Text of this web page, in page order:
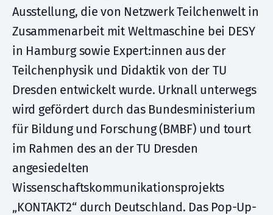
Ausstellung, die von Netzwerk Teilchenwelt in
Zusammenarbeit mit Weltmaschine bei DESY
in Hamburg sowie Expert:innen aus der
Teilchenphysik und Didaktik von der TU
Dresden entwickelt wurde. Urknall unterwegs
wird gefördert durch das Bundesministerium
für Bildung und Forschung (BMBF) und tourt
im Rahmen des an der TU Dresden
angesiedelten
Wissenschaftskommunikationsprojekts
„KONTAKT2“ durch Deutschland. Das Pop-Up-